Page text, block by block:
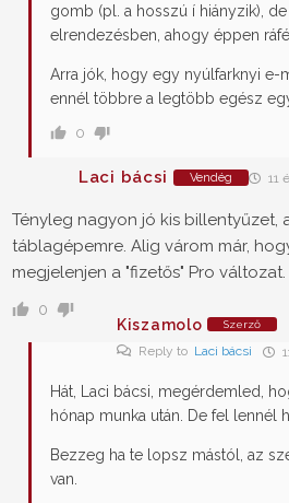
gomb (pl. a hosszú í hiányzik),
elrendezésben, ahogy éppen
Arra jók, hogy egy nyúlfarknyi e-
ennél többre a legtöbb egész
0
Laci bácsi Vendég 11
Tényleg nagyon jó kis billentyűzet,
táblagépemre. Alig várom már,
megjelenjen a "fizetős" Pro változat.
0
Kiszamolo
Szerző
Reply to Laci bácsi
Hát, Laci bácsi, megérdemled,
hónap munka után. De fel lennél
Bezzeg ha te lopsz mástól, az
van.